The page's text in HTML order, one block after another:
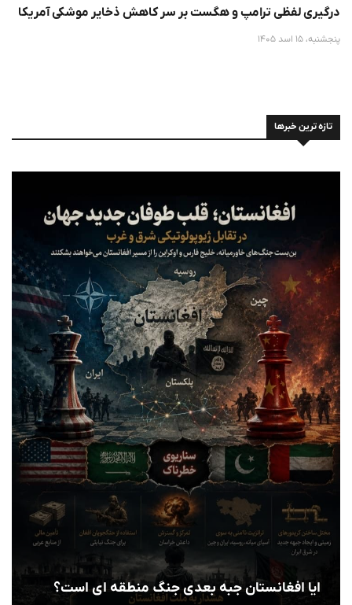
درگیری لفظی ترامپ و هگست بر سر کاهش ذخایر موشکی آمریکا
پنجشنبه، 15 اسد 1405
تازه ترین خبرها
ایا افغانستان جبه بعدی جنگ منطقه ای است؟